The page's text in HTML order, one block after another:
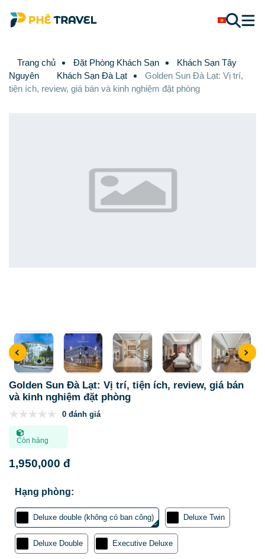
Trang chủ Đặt Phòng Khách Sạn
Khách Sạn Tây
Nguyên
Khách Sạn Đà Lạt
Golden Sun Đà Lạt: Vị trí,
tiện ích, review, giá bán và kinh nghiệm đặt phòng
Golden Sun Đà Lạt: Vị trí, tiện ích, review, giá bán
và kinh nghiệm đặt phòng
0 đánh giá
Còn hàng
1,950,000 đ
Hạng phòng:
Deluxe double (không có ban công) Deluxe Twin
Deluxe Double Executive Deluxe